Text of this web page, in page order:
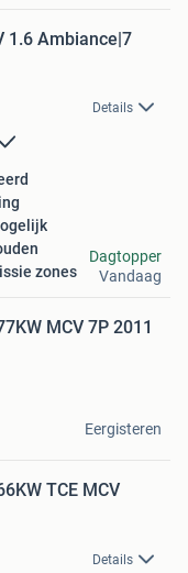
1.6 Ambiance|7
Details
zones
Dagtopper
Vandaag
MCV 7P 2011
Eergisteren
TCE MCV
Details